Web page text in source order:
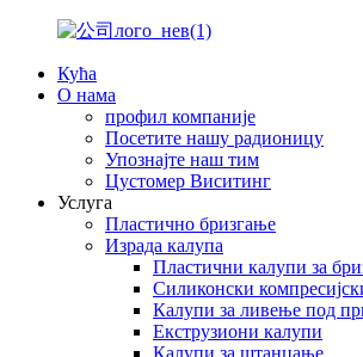
Кућа
О нама
профил компаније
Посетите нашу радионицу
Упознајте наш тим
Цустомер Виситинг
Услуга
Пластично бризгање
Израда калупа
Пластични калупи за
Силиконски
Калупи за ливење под
Екструзиони калупи
Калупи за штанцање